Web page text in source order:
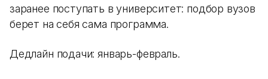
заранее поступать в университет: подбор вузов
берет на себя сама программа.
Дедлайн подачи: январь-февраль.